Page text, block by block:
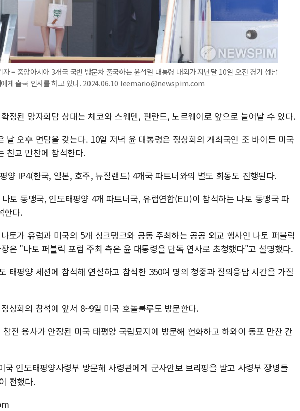
= 중앙아시아 3개국 국빈 방문차 출국하는 윤석열 대통령 내외가 지난달 10일 오전 경기 성남
에게 출국 인사를 하고 있다. 2024.06.10 leemario@newspim.com
정된 양자회담 상대는 체코와 스웨덴, 핀란드, 노르웨이로 앞으로 늘어날 수 있다.
날 오후 면담을 갖는다. 10일 저녁 윤 대통령은 정상회의 개최국인 조 바이든 미국
친교 만찬에 참석한다.
양 IP4(한국, 일본, 호주, 뉴질랜드) 4개국 파트너와의 별도 회동도 진행된다.
토 동맹국, 인도태평양 4개 파트너국, 유럽연합(EU)이 참석하는 나토 동맹국 파
한다.
토가 유럽과 미국의 5개 싱크탱크와 공동 주최하는 공공 외교 행사인 나토 퍼블릭
은 "나토 퍼블릭 포럼 주최 측은 윤 대통령을 단독 연사로 초청했다"고 설명했다.
태평양 세션에 참석해 연설하고 참석한 350여 명의 청중과 질의응답 시간을 가질
상회의 참석에 앞서 8~9일 미국 호놀룰루도 방문한다.
전 용사가 안장된 미국 태평양 국립묘지에 방문해 헌화하고 하와이 동포 만찬 간
국 인도태평양사령부 방문해 사령관에게 군사안보 브리핑을 받고 사령부 장병들
전했다.